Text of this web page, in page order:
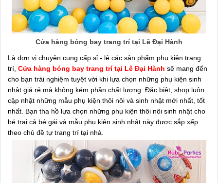
Cửa hàng bóng bay trang trí tại Lê Đại Hành
Là đơn vị chuyên cung cấp sỉ - lẻ các sản phẩm phụ kiện trang
trí, Cửa hàng bóng bay trang trí tại Lê Đại Hành sẽ mang đến
cho bạn trải nghiệm tuyệt vời khi lựa chọn những phụ kiện sinh
nhật giá rẻ mà không kém phần chất lượng. Đặc biệt, shop luôn
cập nhật những mẫu phụ kiện thôi nôi và sinh nhật mới nhất, tốt
nhất. Bạn tha hồ lựa chọn những phụ kiện thôi nôi sinh nhật cho
bé trai cả bé gái và mẫu phụ kiện sinh nhật này được sắp xếp
theo chủ đề tự trang trí tại nhà.